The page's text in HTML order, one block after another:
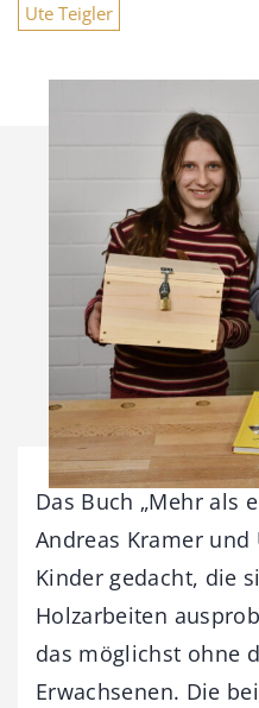
Ute Teigler
Das Buch „Mehr als
Andreas Kramer
Kinder gedacht, die
Holzarbeiten
das möglichst ohne
Erwachsenen. Die